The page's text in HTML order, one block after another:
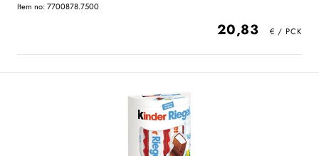
Item no: 7700878.7500
20,83